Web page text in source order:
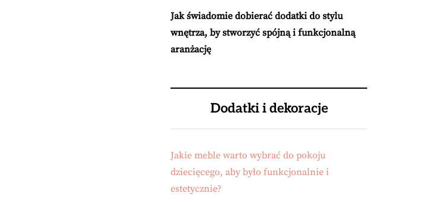
Jak świadomie dobierać dodatki do stylu
wnętrza, by stworzyć spójną i funkcjonalną
aranżację
Dodatki i dekoracje
Jakie meble warto wybrać do pokoju
dziecięcego, aby było funkcjonalnie i
estetycznie?